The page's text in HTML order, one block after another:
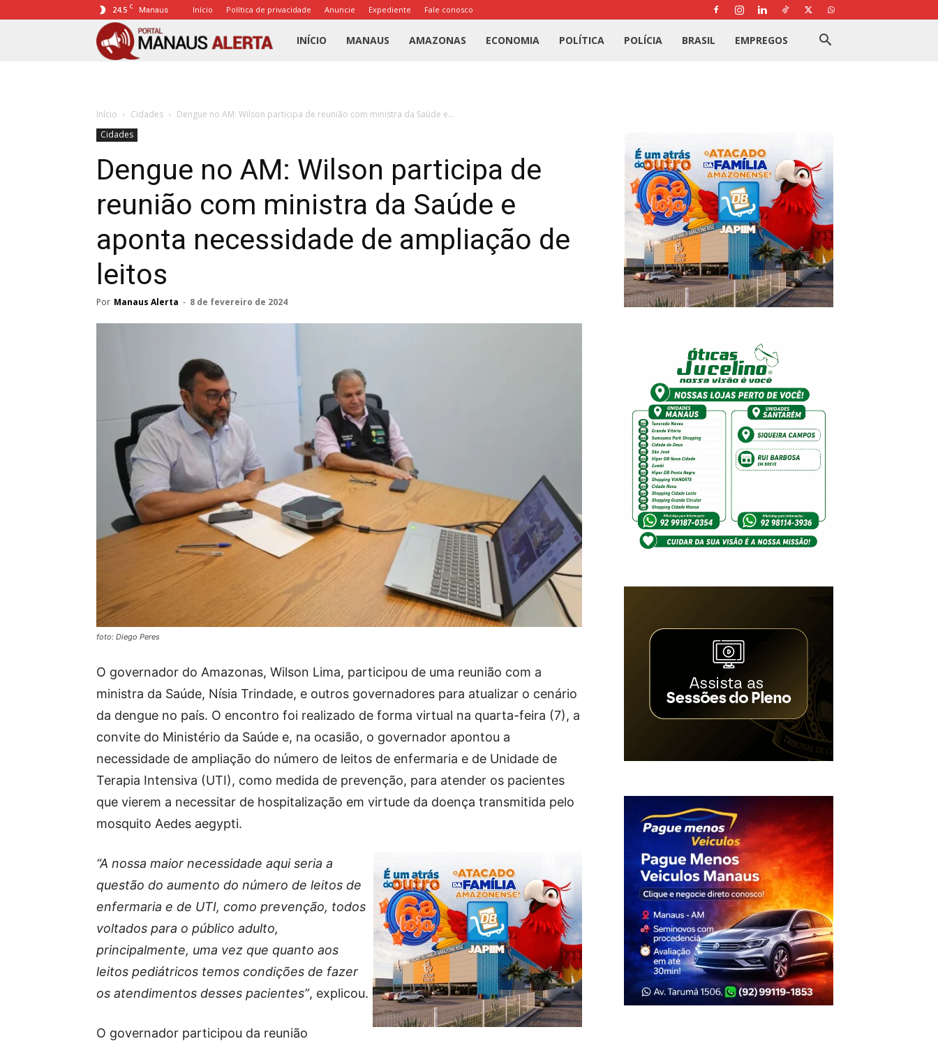
24.5 C Manaus Início Política de privacidade Anuncie Expediente Fale conosco
Portal
Alerta
INÍCIO MANAUS AMAZONAS ECONOMIA POLÍTICA POLÍCIA BRASIL EMPREGOS
Início Cidades
Dengue no AM: Wilson participa de reunião com ministra da Saúde e...
Cidades
Dengue no AM: Wilson participa de
reunião com ministra da Saúde e
aponta necessidade de ampliação de
leitos
Por Manaus Alerta - 8 de fevereiro de 2024
foto: Diego Peres
O governador do Amazonas, Wilson Lima, participou de uma reunião com a
ministra da Saúde, Nísia Trindade, e outros governadores para atualizar o cenário
da dengue no país. O encontro foi realizado de forma virtual na quarta-feira (7), a
convite do Ministério da Saúde e, na ocasião, o governador apontou a
necessidade de ampliação do número de leitos de enfermaria e de Unidade de
Terapia Intensiva (UTI), como medida de prevenção, para atender os pacientes
que vierem a necessitar de hospitalização em virtude da doença transmitida pelo
mosquito Aedes aegypti.
“A nossa maior necessidade aqui seria a
questão do aumento do número de leitos de
enfermaria e de UTI, como prevenção, todos
voltados para o público adulto,
principalmente, uma vez que quanto aos
leitos pediátricos temos condições de fazer
os atendimentos desses pacientes”, explicou.
O governador participou da reunião